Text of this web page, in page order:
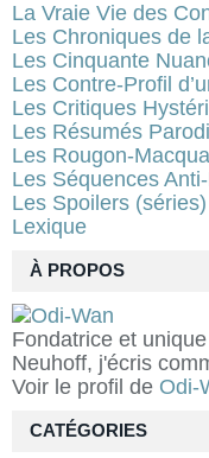
À PROPOS
Fondatrice et
Neuhoff, j'écris
Voir le profil de Odi-
La Vraie Vie des
Les Chroniques de
Les Cinquante
Les Contre-Profil
Les Critiques
Les Résumés
Les Rougon-
Les Séquences
Les Spoilers (séries)
Lexique
CATÉGORIES